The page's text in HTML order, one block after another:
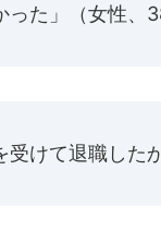
った」（女性、
受けて退職した